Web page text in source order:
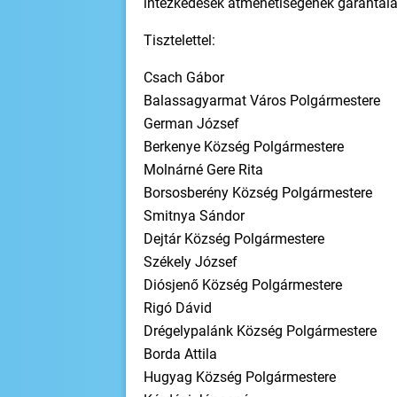
Tisztelettel:
Csach Gábor
Balassagyarmat Város Polgármestere
German József
Berkenye Község Polgármestere
Molnárné Gere Rita
Borsosberény Község Polgármestere
Smitnya Sándor
Dejtár Község Polgármestere
Székely József
Diósjenő Község Polgármestere
Rigó Dávid
Drégelypalánk Község Polgármestere
Borda Attila
Hugyag Község Polgármestere